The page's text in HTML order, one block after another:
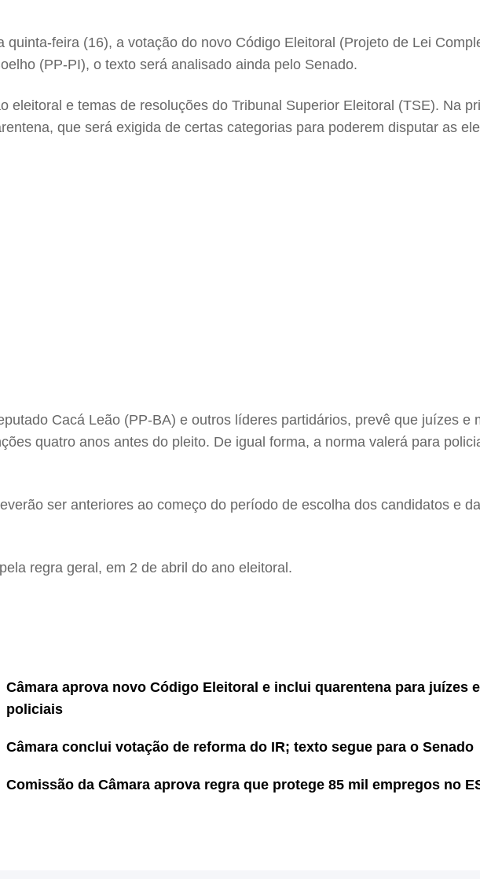
feira (16), a votação do novo Código Eleitoral (Projeto de Lei
(PP-PI), o texto será analisado ainda pelo Senado.
eleitoral e temas de resoluções do Tribunal Superior Eleitoral (TSE). Na
que será exigida de certas categorias para poderem disputar as
Cacá Leão (PP-BA) e outros líderes partidários, prevê que juízes e
quatro anos antes do pleito. De igual forma, a norma valerá para
ser anteriores ao começo do período de escolha dos candidatos e
regra geral, em 2 de abril do ano eleitoral.
Câmara aprova novo Código Eleitoral e inclui quarentena para juízes e
policiais
Câmara conclui votação de reforma do IR; texto segue para o Senado
Comissão da Câmara aprova regra que protege 85 mil empregos no